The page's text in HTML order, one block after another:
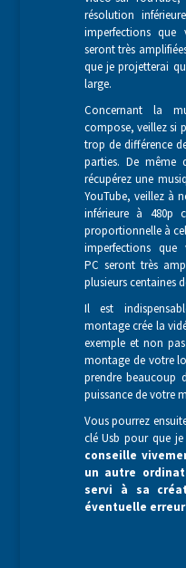
résolution
imperfections
seront très
que je projetterai
large.
Concernant la
compose, veillez si
trop de différence
parties. De même
récupérez une
YouTube, veillez à
inférieure à
proportionnelle à
imperfections
PC seront très
plusieurs centaines
Il est
montage crée la
exemple et non
montage de votre
prendre beaucoup
puissance de votre
Vous pourrez
clé Usb pour que
conseille
un autre
servi à sa
éventuelle